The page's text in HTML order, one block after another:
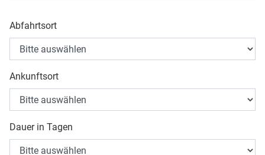
Abfahrtsort
Ankunftsort
Dauer in Tagen